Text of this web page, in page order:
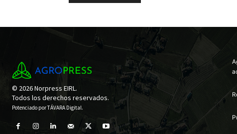
© 2026 Norpress EIRL.
Todos los derechos reservados.
Potenciado porTÁVARA Digital.